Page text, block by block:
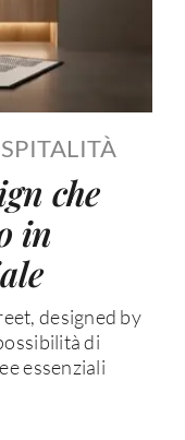
che
in
designed by
di
essenziali